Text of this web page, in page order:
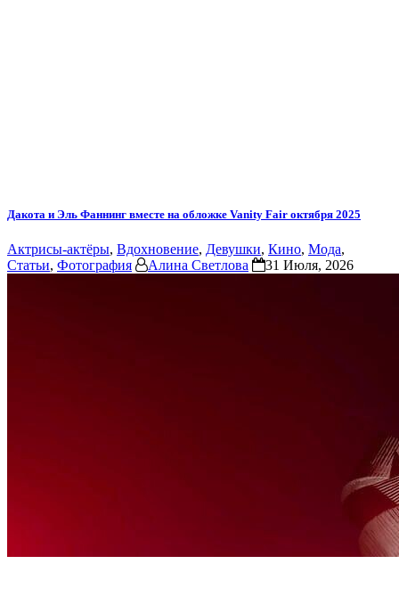
Дакота и Эль Фаннинг вместе на обложке Vanity Fair октября 2025
Актрисы-актёры, Вдохновение, Девушки, Кино, Мода,
Статьи, Фотография Алина Светлова 31 Июля, 2026